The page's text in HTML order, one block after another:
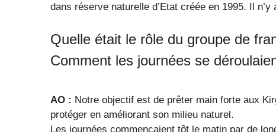
dans réserve naturelle d’Etat créée en 1995. Il
Quelle était le rôle du groupe de
Comment les journées se
AO : Notre objectif est de prêter main forte aux
protéger en améliorant son milieu naturel.
Les journées commençaient tôt le matin par de